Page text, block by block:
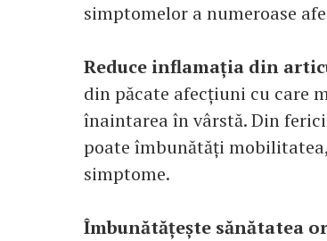
simptomelor a numeroase
Reduce inflamația din
din păcate afecțiuni cu care
înaintarea în vârstă. Din
poate îmbunătăți
simptome.
Îmbunătățește sănătatea